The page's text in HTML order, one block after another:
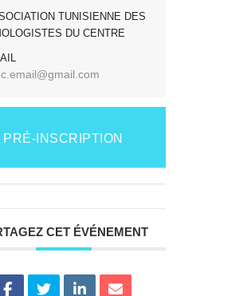
TUNISIENNE DES
DU CENTRE
PRÉ-INSCRIPTION
CET ÉVÉNEMENT